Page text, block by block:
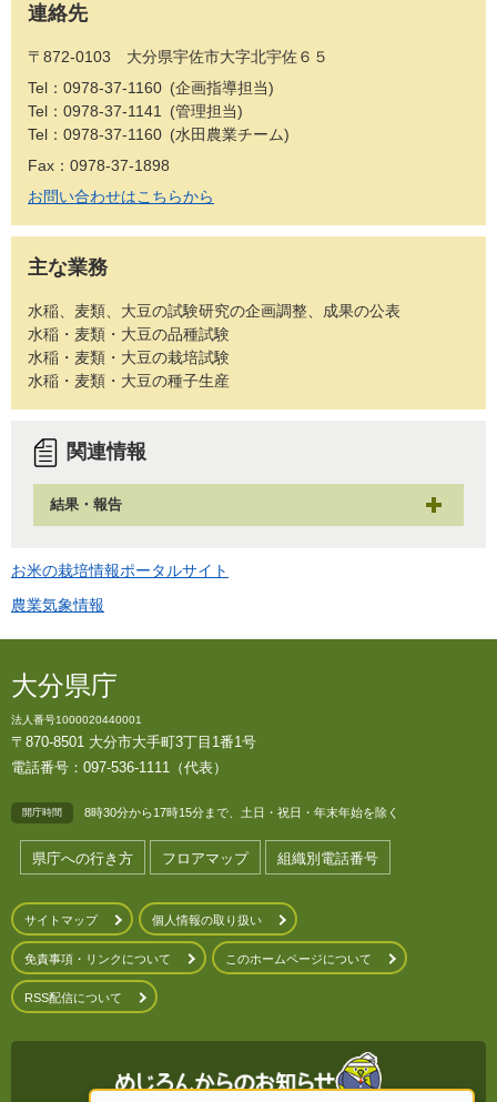
連絡先
〒872-0103 大分県宇佐市大字北宇佐６５
Tel：0978-37-1160
企画指導担当
Tel：0978-37-1141
管理担当
Tel：0978-37-1160
水田農業チーム
Fax：0978-37-1898
お問い合わせはこちらから
主な業務
水稲、麦類、大豆の試験研究の企画調整、成果の公表
水稲・麦類・大豆の品種試験
水稲・麦類・大豆の栽培試験
水稲・麦類・大豆の種子生産
関連情報
結果・報告
お米の栽培情報ポータルサイト
農業気象情報
大分県庁
法人番号1000020440001
〒870-8501 大分市大手町3丁目1番1号
電話番号：097-536-1111（代表）
開庁時間 8時30分から17時15分まで、土日・祝日・年末年始を除く
県庁への行き方 フロアマップ 組織別電話番号
サイトマップ 個人情報の取り扱い
免責事項・リンクについて このホームページについて
RSS配信について